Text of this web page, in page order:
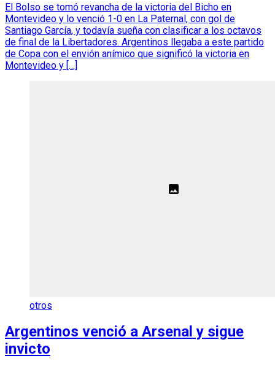
El Bolso se tomó revancha de la victoria del Bicho en
Montevideo y lo venció 1-0 en La Paternal, con gol de
Santiago García, y todavía sueña con clasificar a los octavos
de final de la Libertadores. Argentinos llegaba a este partido
de Copa con el envión anímico que significó la victoria en
Montevideo y […]
otros
Argentinos venció a Arsenal y sigue
invicto